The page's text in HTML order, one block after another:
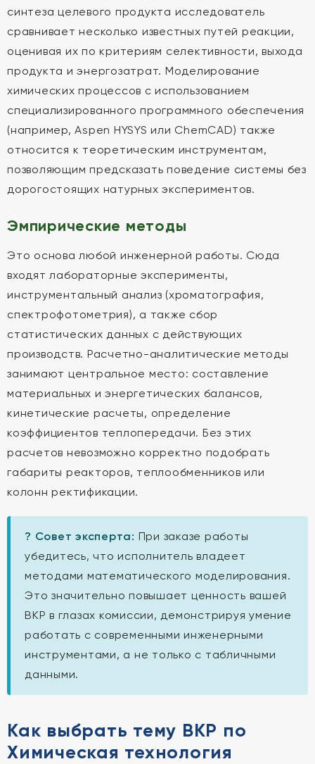
синтеза целевого продукта исследователь
сравнивает несколько известных путей реакции,
оценивая их по критериям селективности, выхода
продукта и энергозатрат. Моделирование
химических процессов с использованием
специализированного программного обеспечения
(например, Aspen HYSYS или ChemCAD) также
относится к теоретическим инструментам,
позволяющим предсказать поведение системы без
дорогостоящих натурных экспериментов.
Эмпирические методы
Это основа любой инженерной работы. Сюда
входят лабораторные эксперименты,
инструментальный анализ (хроматография,
спектрофотометрия), а также сбор
статистических данных с действующих
производств. Расчетно-аналитические методы
занимают центральное место: составление
материальных и энергетических балансов,
кинетические расчеты, определение
коэффициентов теплопередачи. Без этих
расчетов невозможно корректно подобрать
габариты реакторов, теплообменников или
колонн ректификации.
? Совет эксперта: При заказе работы
убедитесь, что исполнитель владеет
методами математического моделирования.
Это значительно повышает ценность вашей
ВКР в глазах комиссии, демонстрируя умение
работать с современными инженерными
инструментами, а не только с табличными
данными.
Как выбрать тему ВКР по
Химическая технология